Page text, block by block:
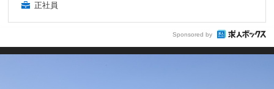
正社員
Sponsored by